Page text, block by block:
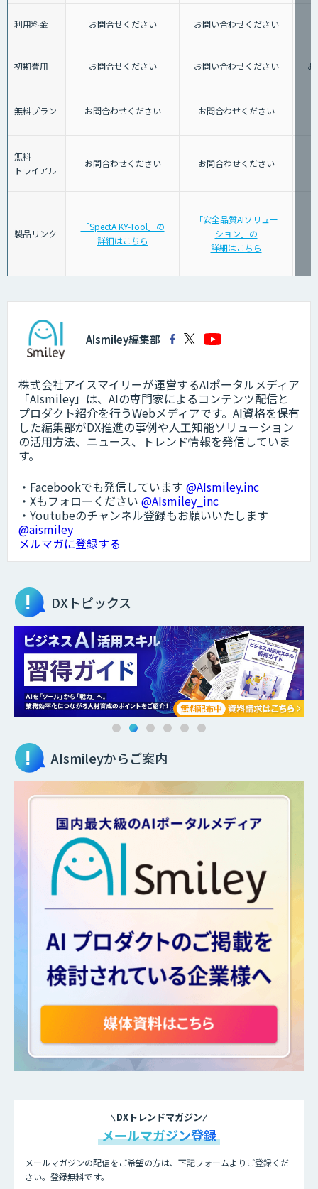
利用料金 お問合せください お問い合わせください
初期費用 お問合せください お問い合わせください
無料プラン お問合わせください お問合わせください
無料
トライアル
お問合わせください お問合わせください
製品リンク
「SpectA KY-Tool」の
詳細はこちら
「安全品質AIソリュー
ション」の
詳細はこちら
AIsmiley編集部
株式会社アイスマイリーが運営するAIポータルメディア
「AIsmiley」は、AIの専門家によるコンテンツ配信と
プロダクト紹介を行うWebメディアです。AI資格を保有
した編集部がDX推進の事例や人工知能ソリューション
の活用方法、ニュース、トレンド情報を発信していま
す。
・Facebookでも発信しています @AIsmiley.inc
・Xもフォローください @AIsmiley_inc
・Youtubeのチャンネル登録もお願いいたします
@aismiley
メルマガに登録する
DXトピックス
AIsmileyからご案内
DXトレンドマガジン
メールマガジン登録
メールマガジンの配信をご希望の方は、下記フォームよりご登録くだ
さい。登録無料です。